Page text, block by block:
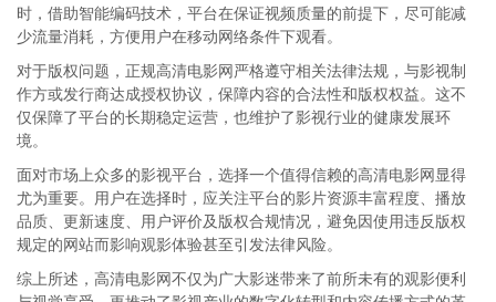
时，借助智能编码技术，平台在保证视频质量的前提下，尽可能减
少流量消耗，方便用户在移动网络条件下观看。
对于版权问题，正规高清电影网严格遵守相关法律法规，与影视制
作方或发行商达成授权协议，保障内容的合法性和版权权益。这不
仅保障了平台的长期稳定运营，也维护了影视行业的健康发展环
境。
面对市场上众多的影视平台，选择一个值得信赖的高清电影网显得
尤为重要。用户在选择时，应关注平台的影片资源丰富程度、播放
品质、更新速度、用户评价及版权合规情况，避免因使用违反版权
规定的网站而影响观影体验甚至引发法律风险。
综上所述，高清电影网不仅为广大影迷带来了前所未有的观影便利